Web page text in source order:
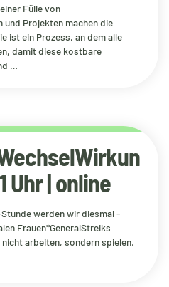
Fülle von
Projekten machen die
ist ein Prozess, an dem alle
damit diese kostbare
…
Uhr | online
werden wir diesmal -
Frauen*GeneralStreiks
nicht arbeiten, sondern spielen.